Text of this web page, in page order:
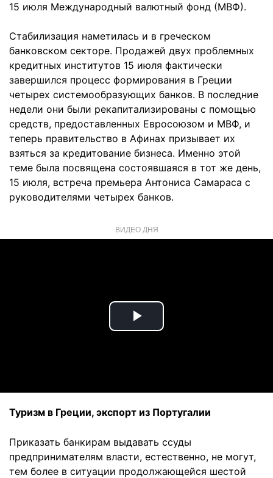
15 июля Международный валютный фонд (МВФ).
Стабилизация наметилась и в греческом
банковском секторе. Продажей двух проблемных
кредитных институтов 15 июля фактически
завершился процесс формирования в Греции
четырех системообразующих банков. В последние
недели они были рекапитализированы с помощью
средств, предоставленных Евросоюзом и МВФ, и
теперь правительство в Афинах призывает их
взяться за кредитование бизнеса. Именно этой
теме была посвящена состоявшаяся в тот же день,
15 июля, встреча премьера Антониса Самараса с
руководителями четырех банков.
ВИДЕО ДНЯ
Play
Туризм в Греции, экспорт из Португалии
Приказать банкирам выдавать ссуды
предпринимателям власти, естественно, не могут,
тем более в ситуации продолжающейся шестой